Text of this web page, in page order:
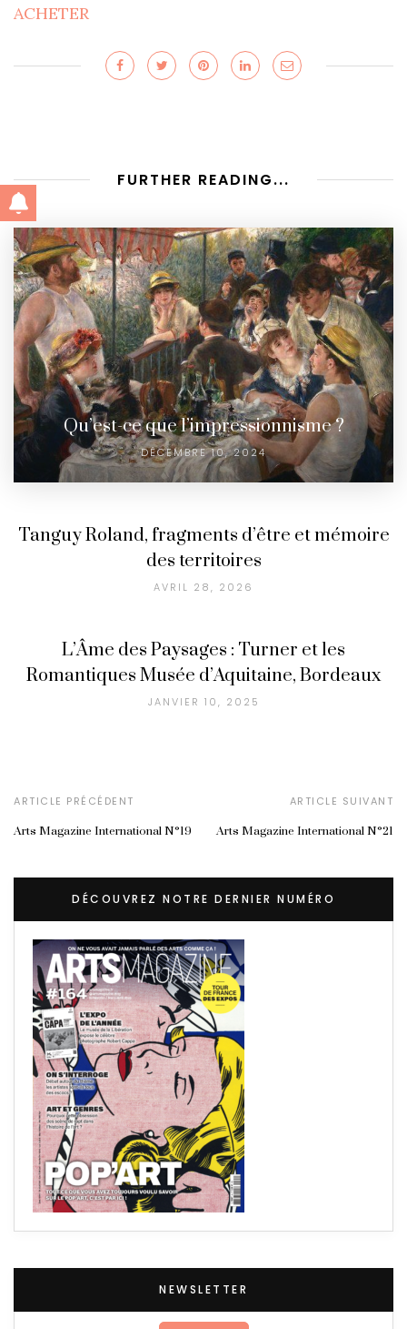
ACHETER
FURTHER READING...
Qu’est-ce que l’impressionnisme ?
DÉCEMBRE 10, 2024
Tanguy Roland, fragments d’être et mémoire
des territoires
AVRIL 28, 2026
L’Âme des Paysages : Turner et les
Romantiques Musée d’Aquitaine, Bordeaux
JANVIER 10, 2025
ARTICLE PRÉCÉDENT
Arts Magazine International N°19
ARTICLE SUIVANT
Arts Magazine International N°21
DÉCOUVREZ NOTRE DERNIER NUMÉRO
NEWSLETTER